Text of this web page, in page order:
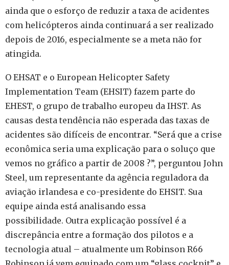
ainda que o esforço de reduzir a taxa de acidentes
com helicópteros ainda continuará a ser realizado
depois de 2016, especialmente se a meta não for
atingida.
O EHSAT e o European Helicopter Safety
Implementation Team (EHSIT) fazem parte do
EHEST, o grupo de trabalho europeu da IHST. As
causas desta tendência não esperada das taxas de
acidentes são difíceis de encontrar. “Será que a crise
econômica seria uma explicação para o soluço que
vemos no gráfico a partir de 2008 ?”, perguntou John
Steel, um representante da agência reguladora da
aviação irlandesa e co-presidente do EHSIT. Sua
equipe ainda está analisando essa
possibilidade. Outra explicação possível é a
discrepância entre a formação dos pilotos e a
tecnologia atual – atualmente um Robinson R66